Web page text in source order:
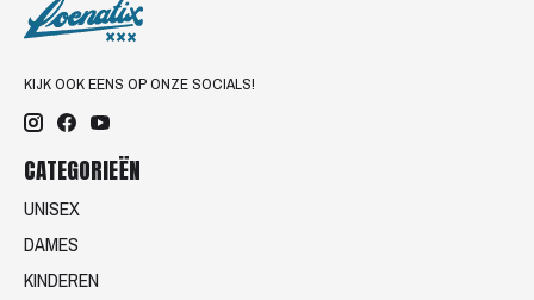
KIJK OOK EENS OP ONZE SOCIALS!
CATEGORIEËN
UNISEX
DAMES
KINDEREN